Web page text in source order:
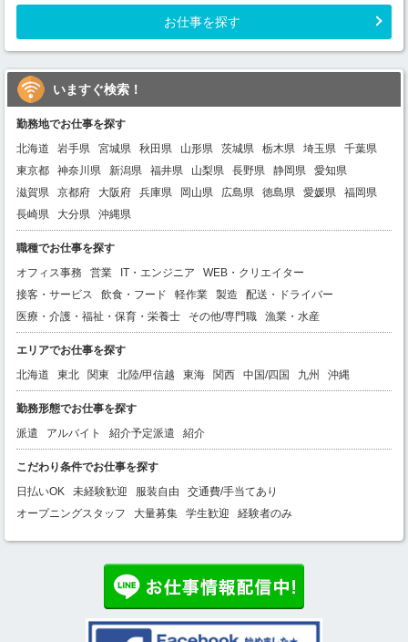
お仕事を探す
いますぐ検索！
勤務地でお仕事を探す
北海道
岩手県 宮城県 秋田県 山形県 茨城県 栃木県 埼玉県
千葉県
東京都
神奈川県 新潟県 福井県 山梨県 長野県 静岡県
愛知県
滋賀県
京都府 大阪府 兵庫県 岡山県 広島県 徳島県 愛媛県
福岡県
長崎県
大分県 沖縄県
職種でお仕事を探す
オフィス事務
営業 IT・エンジニア
WEB・クリエイター
接客・サービス
飲食・フード 軽作業 製造
配送・ドライバー
医療・介護・福祉・保育・栄養士
その他/専門職 漁業・水産
エリアでお仕事を探す
北海道
東北 関東 北陸/甲信越 東海 関西 中国/四国 九州 沖縄
勤務形態でお仕事を探す
派遣
アルバイト 紹介予定派遣 紹介
こだわり条件でお仕事を探す
日払いOK
未経験歓迎 服装自由
交通費/手当てあり
オープニングスタッフ
大量募集 学生歓迎 経験者のみ